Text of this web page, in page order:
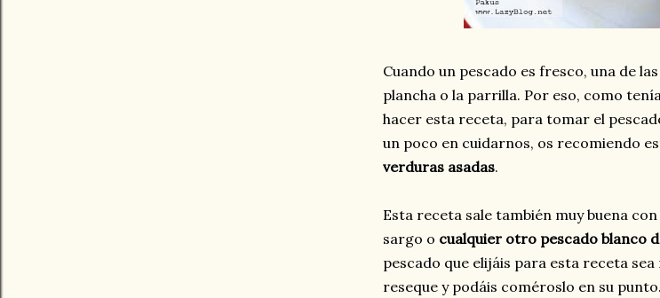
Cuando un pescado es fresco, una de
plancha o la parrilla. Por eso, como
hacer esta receta, para tomar el
un poco en cuidarnos, os recomiendo
verduras asadas.
Esta receta sale también muy buena
sargo o cualquier otro pescado blanco
pescado que elijáis para esta receta
reseque y podáis coméroslo en su